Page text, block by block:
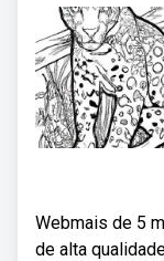
Webmais de 5
de alta